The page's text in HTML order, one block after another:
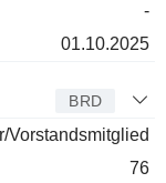
-
01.10.2025
BRD
Vorstandsmitglied
76